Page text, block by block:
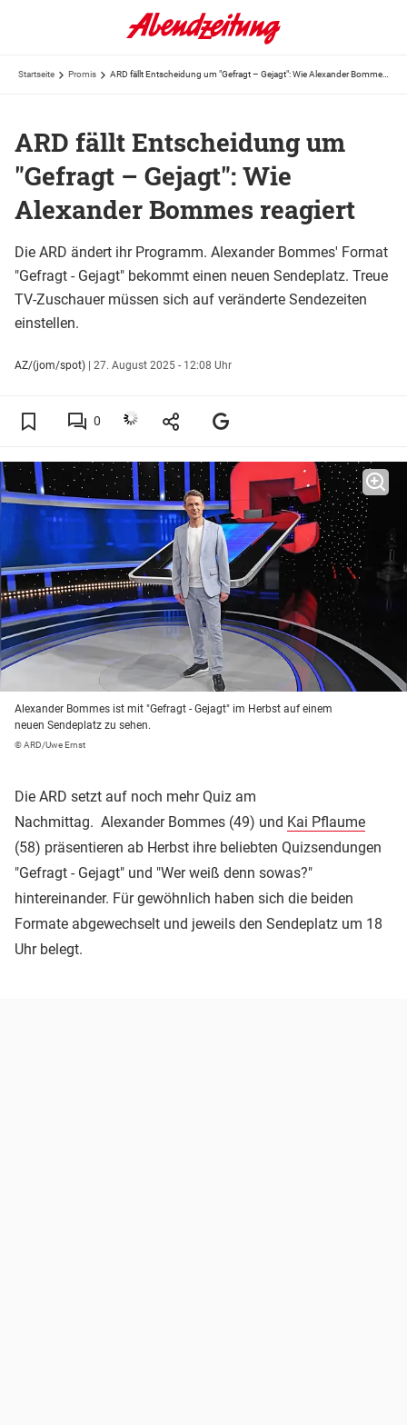
Startseite Promis
ARD fällt Entscheidung um
"Gefragt – Gejagt": Wie
Alexander Bommes reagiert
Die ARD ändert ihr Programm. Alexander Bommes' Format
"Gefragt - Gejagt" bekommt einen neuen Sendeplatz. Treue
TV-Zuschauer müssen sich auf veränderte Sendezeiten
einstellen.
AZ/(jom/spot) | 27. August 2025 - 12:08 Uhr
0
Alexander Bommes ist mit "Gefragt - Gejagt" im Herbst auf einem
neuen Sendeplatz zu sehen.
© ARD/Uwe Ernst
Die ARD setzt auf noch mehr Quiz am
Nachmittag. Alexander Bommes (49) und Kai Pflaume
(58) präsentieren ab Herbst ihre beliebten Quizsendungen
"Gefragt - Gejagt" und "Wer weiß denn sowas?"
hintereinander. Für gewöhnlich haben sich die beiden
Formate abgewechselt und jeweils den Sendeplatz um 18
Uhr belegt.